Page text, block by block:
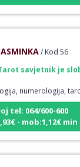
numerologija, tarot
tel: 064/600-600
- mob:1,12€ min